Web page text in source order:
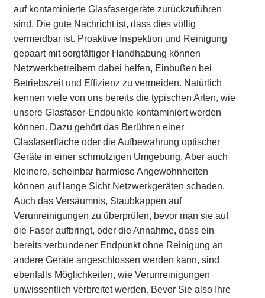
auf kontaminierte Glasfasergeräte zurückzuführen
sind. Die gute Nachricht ist, dass dies völlig
vermeidbar ist. Proaktive Inspektion und Reinigung
gepaart mit sorgfältiger Handhabung können
Netzwerkbetreibern dabei helfen, Einbußen bei
Betriebszeit und Effizienz zu vermeiden. Natürlich
kennen viele von uns bereits die typischen Arten, wie
unsere Glasfaser-Endpunkte kontaminiert werden
können. Dazu gehört das Berühren einer
Glasfaserfläche oder die Aufbewahrung optischer
Geräte in einer schmutzigen Umgebung. Aber auch
kleinere, scheinbar harmlose Angewohnheiten
können auf lange Sicht Netzwerkgeräten schaden.
Auch das Versäumnis, Staubkappen auf
Verunreinigungen zu überprüfen, bevor man sie auf
die Faser aufbringt, oder die Annahme, dass ein
bereits verbundener Endpunkt ohne Reinigung an
andere Geräte angeschlossen werden kann, sind
ebenfalls Möglichkeiten, wie Verunreinigungen
unwissentlich verbreitet werden. Bevor Sie also Ihre